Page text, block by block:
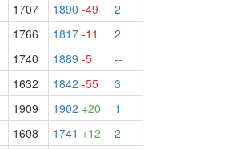
1707 1890 -49
2
1766 1817 -11
2
1740 1889 -5
--
1632 1842 -55
3
1909 1902 +20
1
1608 1741 +12
2